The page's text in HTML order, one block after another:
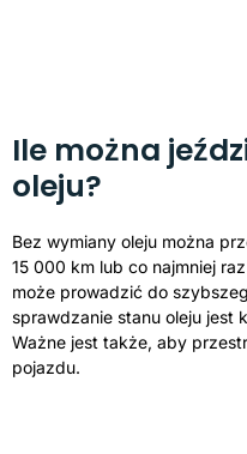
Ile można
oleju?
Bez wymiany oleju można
15 000 km lub co najmniej
może prowadzić do
sprawdzanie stanu oleju jest
Ważne jest także, aby
pojazdu.